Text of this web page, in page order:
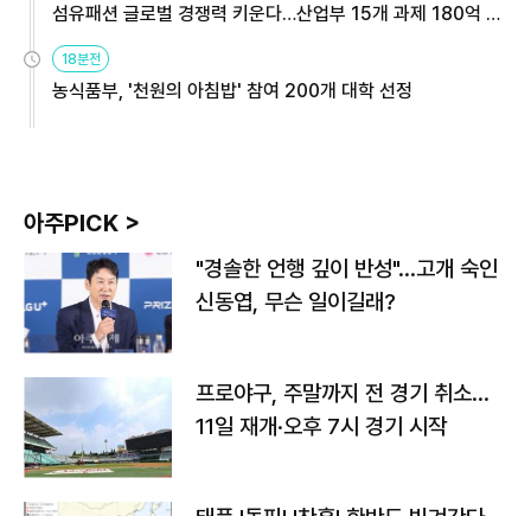
섬유패션 글로벌 경쟁력 키운다…산업부 15개 과제 180억 지
18분전
농식품부, '천원의 아침밥' 참여 200개 대학 선정
아주PICK >
"경솔한 언행 깊이 반성"…고개 숙인
신동엽, 무슨 일이길래?
프로야구, 주말까지 전 경기 취소…
11일 재개·오후 7시 경기 시작